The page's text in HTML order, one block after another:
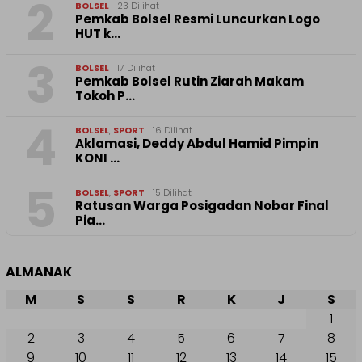
BOLSEL 23 Dilihat
Pemkab Bolsel Resmi Luncurkan Logo
HUT k…
BOLSEL 17 Dilihat
Pemkab Bolsel Rutin Ziarah Makam
Tokoh P…
BOLSEL, SPORT 16 Dilihat
Aklamasi, Deddy Abdul Hamid Pimpin
KONI …
BOLSEL, SPORT 15 Dilihat
‎Ratusan Warga Posigadan Nobar Final
Pia…
ALMANAK
M
S S R K J
S
1
2
3 4 5 6 7
8
9
10 11 12 13 14 15